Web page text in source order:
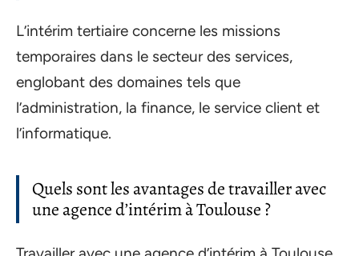
L’intérim tertiaire concerne les missions
temporaires dans le secteur des services,
englobant des domaines tels que
l’administration, la finance, le service client et
l’informatique.
Quels sont les avantages de travailler avec
une agence d’intérim à Toulouse ?